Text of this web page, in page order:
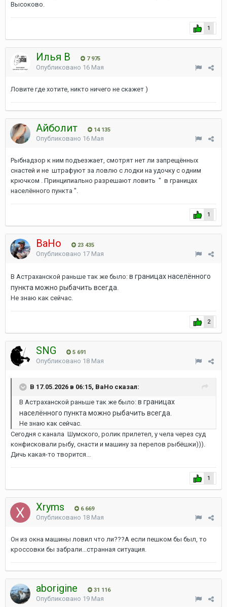
Высоково.
1
Илья В 7 975
Опубликовано 16 Мая
Ловите где хотите, никто ничего не скажет )
Айболит 14 135
Опубликовано 16 Мая
Рыбнадзор к ним подъезжает, смотрят нет ли запрещённых
снастей и не штрафуют за ловлю с лодки на удочку с одним
крючком . Принципиально разрешают ловить " в границах
населённого пункта ".
1
ВаНо 23 435
Опубликовано 17 Мая
В Астраханской раньше так же было: в границах населённого
пункта можно рыбачить всегда.
Не знаю как сейчас.
2
SNG 5 691
Опубликовано 18 Мая
В 17.05.2026 в 06:15, ВаНо сказал:
В Астраханской раньше так же было: в границах
населённого пункта можно рыбачить всегда.
Не знаю как сейчас.
Сегодня с канала Шумского, ролик прилетел, у чела через суд
конфисковали рыбу, снасти и машину за перелов рыбёшки))).
Дичь какая-то творится...
1
Xryms 6 669
Опубликовано 18 Мая
Он из окна машины ловил что ли???А если пешком бы был, то
кроссовки бы забрали...странная ситуация.
aborigine 31 116
Опубликовано 19 Мая